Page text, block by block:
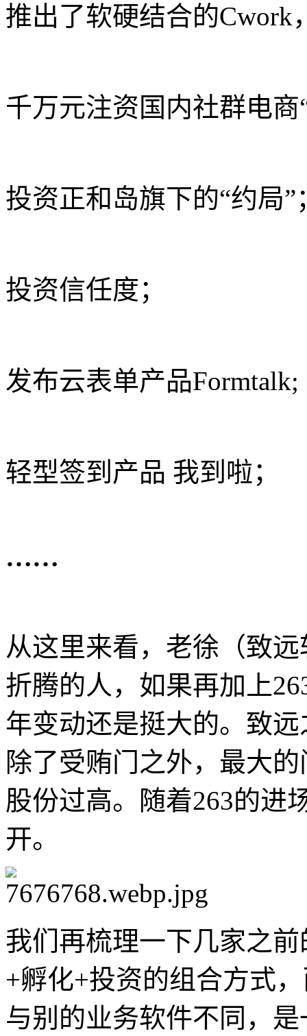
推出了软硬结合的Cwork
千万元注资国内社群电商
投资正和岛旗下的“约局”
投资信任度；
发布云表单产品Formtalk;
轻型签到产品 我到啦；
……
从这里来看，老徐（致
折腾的人，如果再加上
年变动还是挺大的。致
除了受贿门之外，最大
股份过高。随着263的进
开。
我们再梳理一下几家之
+孵化+投资的组合方式
与别的业务软件不同，